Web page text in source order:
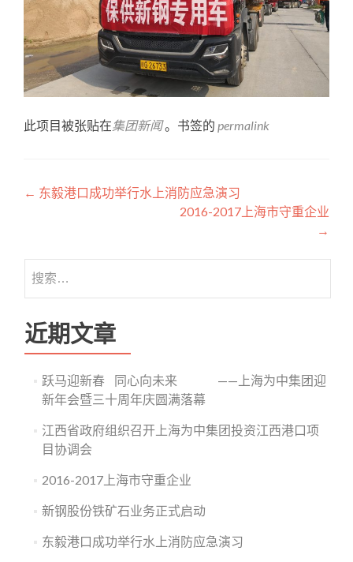
此项目被张贴在集团新闻。书签的 permalink
文章导航
← 东毅港口成功举行水上消防应急演习
2016-2017上海市守重企业
→
搜索：
近期文章
跃马迎新春 同心向未来 ——上海为中集团迎
新年会暨三十周年庆圆满落幕
江西省政府组织召开上海为中集团投资江西港口项
目协调会
2016-2017上海市守重企业
新钢股份铁矿石业务正式启动
东毅港口成功举行水上消防应急演习